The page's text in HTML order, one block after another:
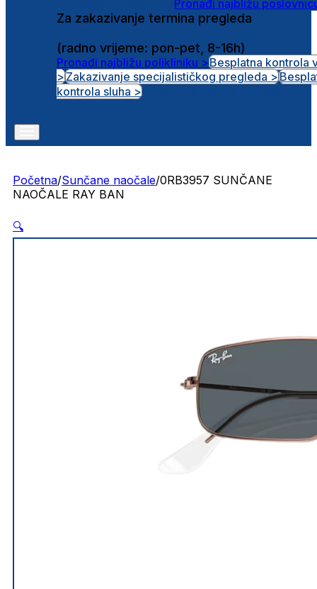
Pronađi najbližu
Za zakazivanje termina pregleda
(radno vrijeme: pon-pet, 8-16h)
Pronađi najbližu polikliniku >Besplatna kontrola
>Zakazivanje specijalističkog pregleda >
kontrola sluha >
Početna/Sunčane naočale/0RB3957 SUNČANE
NAOČALE RAY BAN
🔍